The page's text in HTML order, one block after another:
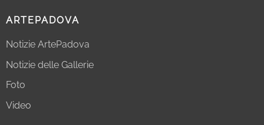
ARTEPADOVA
Notizie ArtePadova
Notizie delle Gallerie
Foto
Video